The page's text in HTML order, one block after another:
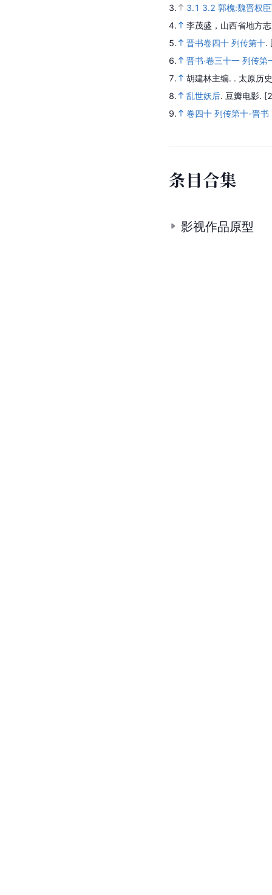
3.
3.1 3.2 郭槐:魏晋权
4.
李茂盛，山西省地方
5.
晋书卷四十 列传第十.
6.
晋书·卷三十一 列传
7.
胡建林主编. . 太原历
8.
乱世妖后. 豆瓣电影.
9.
卷四十 列传第十-晋书
条目合集
影视作品原型